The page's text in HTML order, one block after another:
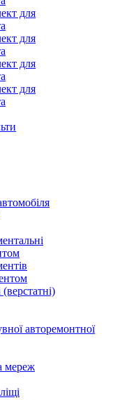
для
для
для
для
авторемонтної
мереж